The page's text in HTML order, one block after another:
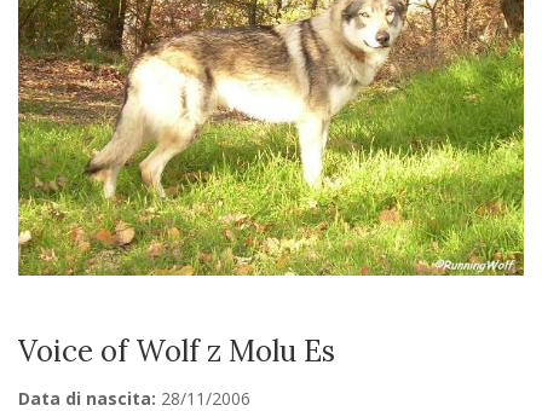
Voice of Wolf z Molu Es
Data di nascita: 28/11/2006